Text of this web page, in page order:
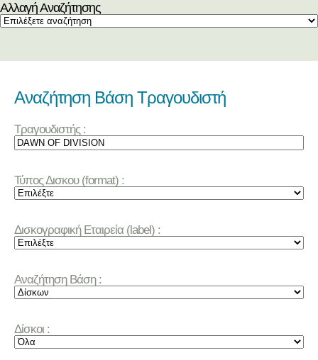
Αλλαγή Αναζήτησης
Αναζήτηση Βάση Τραγουδιστή
Τραγουδιστής :
Τύπος Δισκου (format) :
Δισκογραφική Εταιρεία (label) :
Αναζήτηση Βάση :
Δίσκοι :